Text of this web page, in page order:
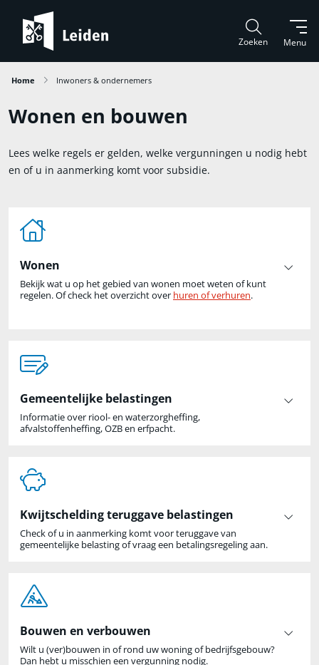
Menu
Zoeken
Home Inwoners & ondernemers
Wonen en bouwen
Lees welke regels er gelden, welke vergunningen u nodig hebt
en of u in aanmerking komt voor subsidie.
Wonen
Bekijk wat u op het gebied van wonen moet weten of kunt
regelen. Of check het overzicht over huren of verhuren.
Gemeentelijke belastingen
Informatie over riool- en waterzorgheffing,
afvalstoffenheffing, OZB en erfpacht.
Kwijtschelding teruggave belastingen
Check of u in aanmerking komt voor teruggave van
gemeentelijke belasting of vraag een betalingsregeling aan.
Bouwen en verbouwen
Wilt u (ver)bouwen in of rond uw woning of bedrijfsgebouw?
Dan hebt u misschien een vergunning nodig.